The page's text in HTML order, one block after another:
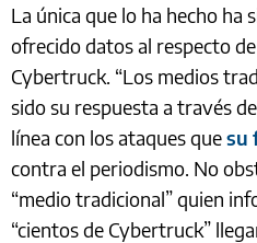
La única que lo ha hecho ha
ofrecido datos al respecto
Cybertruck. “Los medios
sido su respuesta a través
línea con los ataques quesu
contra el periodismo. No
“medio tradicional” quien
“cientos de Cybertruck”